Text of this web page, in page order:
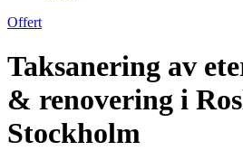
Offert
Taksanering av
& renovering i
Stockholm